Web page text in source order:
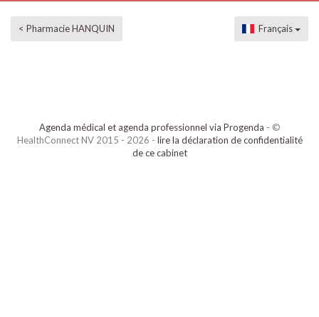
< Pharmacie HANQUIN Français
Agenda médical et agenda professionnel via Progenda - ©
HealthConnect NV 2015 - 2026 - lire la déclaration de confidentialité
de ce cabinet